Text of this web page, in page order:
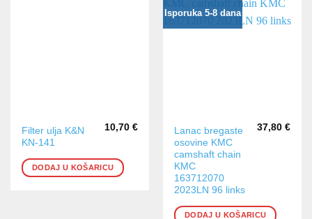
Filter ulja K&N
KN-141
10,70 €
DODAJ U KOŠARICU
Isporuka 5-8 dana
Lanac bregaste
osovine KMC
camshaft chain
KMC
163712070
2023LN 96 links
37,80 €
DODAJ U KOŠARICU